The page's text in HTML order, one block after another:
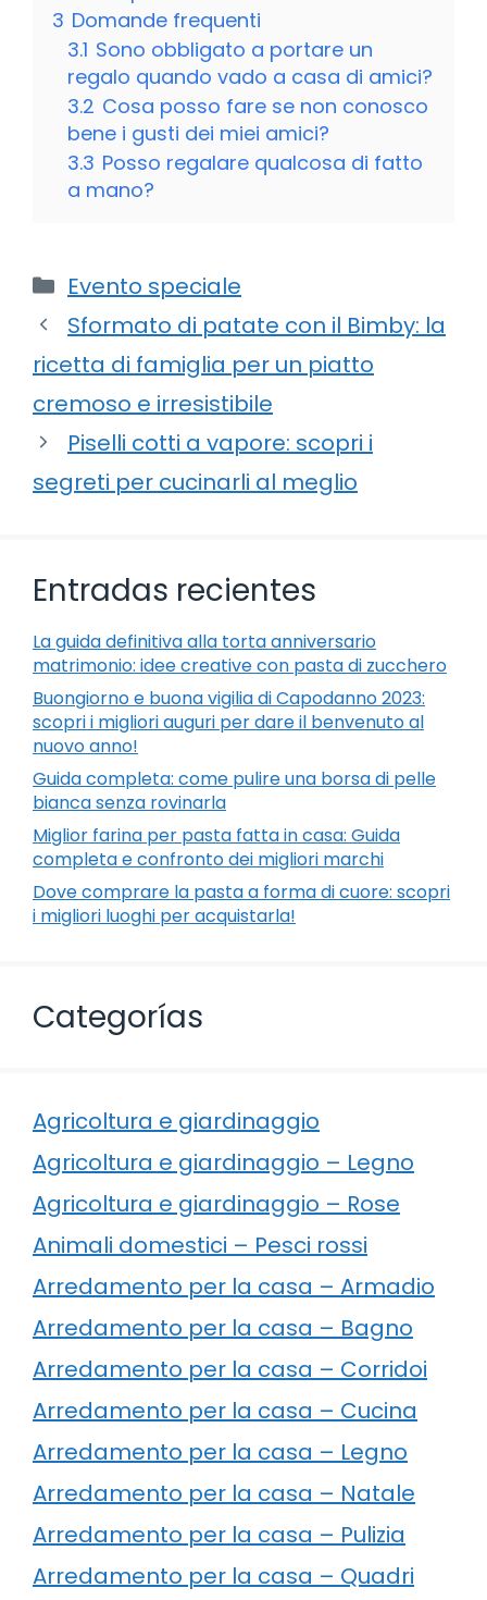
3 Domande frequenti
3.1 Sono obbligato a portare un
regalo quando vado a casa di amici?
3.2 Cosa posso fare se non conosco
bene i gusti dei miei amici?
3.3 Posso regalare qualcosa di fatto
a mano?
Categorie
Evento speciale
Sformato di patate con il Bimby: la
ricetta di famiglia per un piatto
cremoso e irresistibile
Piselli cotti a vapore: scopri i
segreti per cucinarli al meglio
Entradas recientes
La guida definitiva alla torta anniversario
matrimonio: idee creative con pasta di zucchero
Buongiorno e buona vigilia di Capodanno 2023:
scopri i migliori auguri per dare il benvenuto al
nuovo anno!
Guida completa: come pulire una borsa di pelle
bianca senza rovinarla
Miglior farina per pasta fatta in casa: Guida
completa e confronto dei migliori marchi
Dove comprare la pasta a forma di cuore: scopri
i migliori luoghi per acquistarla!
Categorías
Agricoltura e giardinaggio
Agricoltura e giardinaggio – Legno
Agricoltura e giardinaggio – Rose
Animali domestici – Pesci rossi
Arredamento per la casa – Armadio
Arredamento per la casa – Bagno
Arredamento per la casa – Corridoi
Arredamento per la casa – Cucina
Arredamento per la casa – Legno
Arredamento per la casa – Natale
Arredamento per la casa – Pulizia
Arredamento per la casa – Quadri